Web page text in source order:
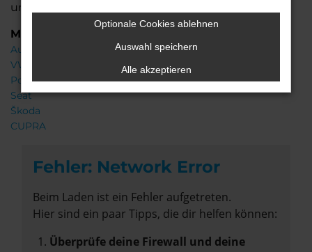
und dem Service, den wir Ihnen bieten!
Marken
Audi
VW
Porsche
Seat
Škoda
CUPRA
Fehler: Network Error
Beim Laden ist ein Fehler aufgetreten.
Hier sind ein paar Tipps, die dir helfen können:
Überprüfe deine Firewall und deine
Optionale Cookies ablehnen
Auswahl speichern
Alle akzeptieren